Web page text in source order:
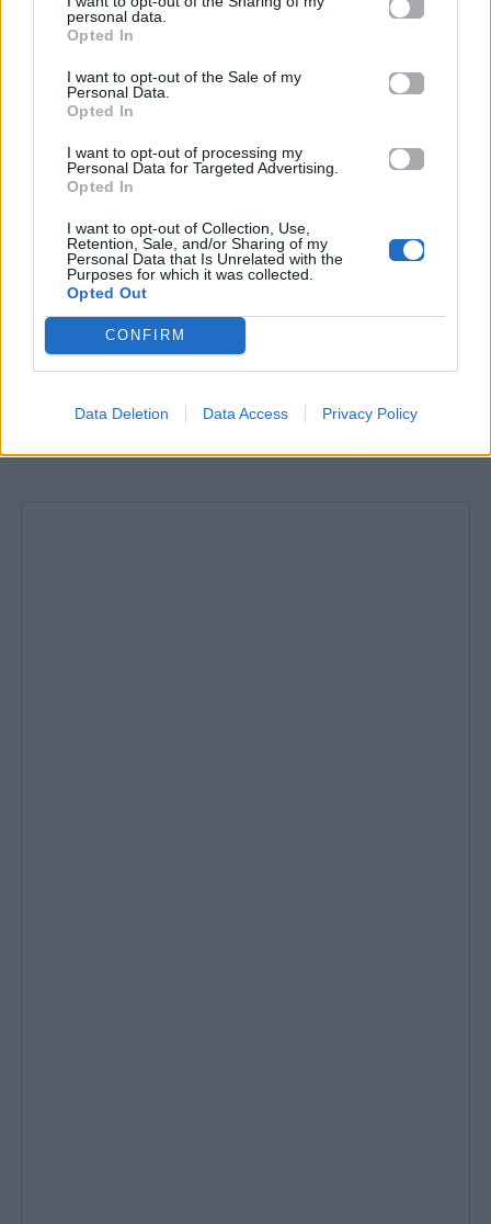
personal data.
Opted In
I want to opt-out of the Sale of my
Personal Data.
Opted In
I want to opt-out of processing my
Personal Data for Targeted Advertising.
Opted In
I want to opt-out of Collection, Use,
Retention, Sale, and/or Sharing of my
Personal Data that Is Unrelated with the
Purposes for which it was collected.
Opted Out
CONFIRM
Data Deletion Data Access Privacy Policy
από τη βαλκανική μουσική παράδοση,
δημιουργώντας ένα αποτέλεσμα που έμοιαζε
ταυτόχρονα μοντέρνο και βαθιά ριζωμένο στην
ταυτότητά του.
Οι πρόβες: Ο δρόμος προς την
τελειοποίηση
Κατά τη διάρκεια της εβδομάδας των προβών στη
Βιέννη, η βουλγαρική αποστολή επικεντρώθηκε
τελειοποίηση της τηλεοπτικής
σκηνοθεσίας. Οι κλειστές πρόβες αποκάλυψαν
μια DARA που δεν φοβάται να πειραματιστεί, με το
camera work να εστιάζει στις έντονες εκφράσεις
του προσώπου της και στα γρήγορα cuts που